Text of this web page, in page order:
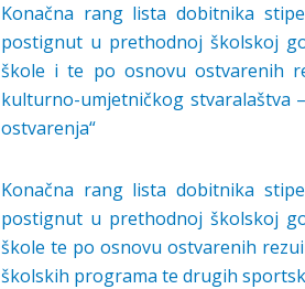
Konačna rang lista dobitnika
postignut u prethodnoj školskoj
škole i te po osnovu ostvarenih
kulturno-umjetničkog stvaralaštva
ostvarenja“
Konačna rang lista dobitnika
postignut u prethodnoj školskoj
škole te po osnovu ostvarenih
školskih programa te drugih